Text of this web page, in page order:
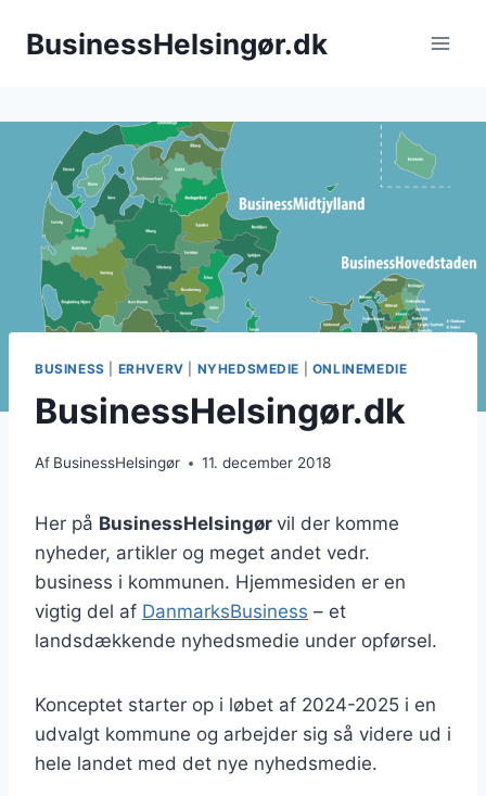
BusinessHelsingør.dk
BUSINESS ERHVERV NYHEDSMEDIE ONLINEMEDIE
BusinessHelsingør.dk
Af BusinessHelsingør 11. december 2018
Her på BusinessHelsingør vil der komme
nyheder, artikler og meget andet vedr.
business i kommunen. Hjemmesiden er en
vigtig del af DanmarksBusiness – et
landsdækkende nyhedsmedie under opførsel.
Konceptet starter op i løbet af 2024-2025 i en
udvalgt kommune og arbejder sig så videre ud i
hele landet med det nye nyhedsmedie.